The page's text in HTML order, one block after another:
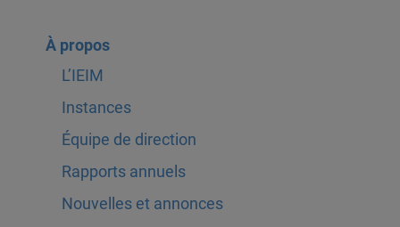
À propos
L’IEIM
Instances
Équipe de direction
Rapports annuels
Nouvelles et annonces